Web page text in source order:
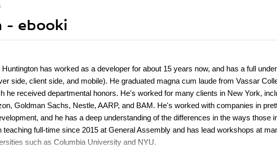
- ebooki
Huntington has worked as a developer for about 15 years now, and has a full
side, client side, and mobile). He graduated magna cum laude from Vassar
he received departmental honors. He's worked for many clients in New York,
Goldman Sachs, Nestle, AARP, and BAM. He's worked with companies in
and he has a deep understanding of the differences in the ways those
teaching full-time since 2015 at General Assembly and has lead workshops at
such as Columbia University and NYU.